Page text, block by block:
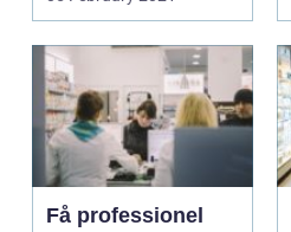
Få professionel